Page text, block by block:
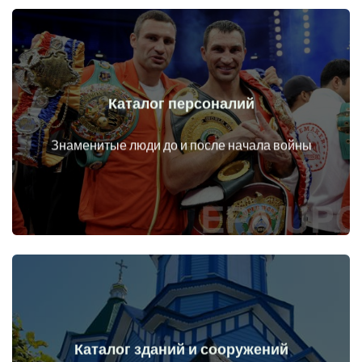
Каталог персоналий
Знаменитые люди до и после начала войны
Личности до и после начала войны
Перейти
Каталог зданий и сооружений
Перейти